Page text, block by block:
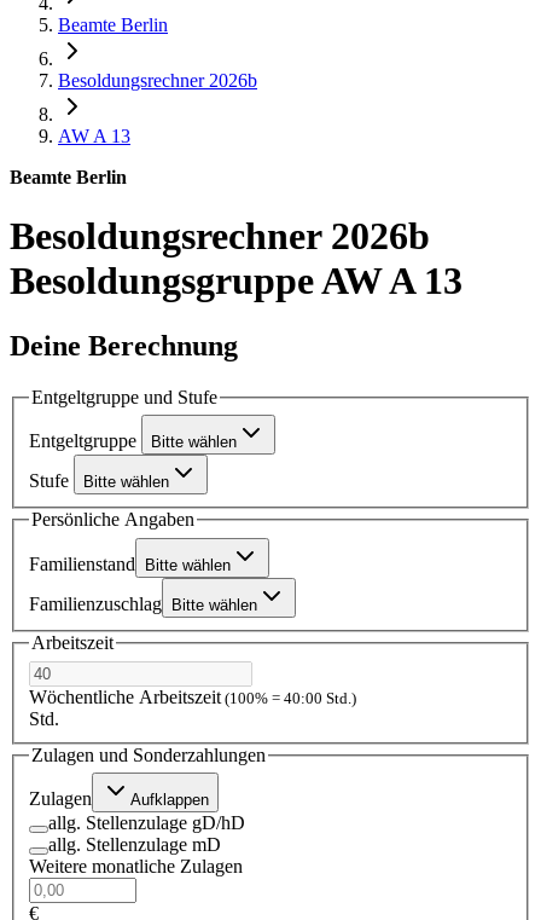
Beamte Berlin
Besoldungsrechner 2026b
AW A 13
Beamte Berlin
Besoldungsrechner 2026b
Besoldungsgruppe AW A 13
Deine Berechnung
Entgeltgruppe und Stufe
Entgeltgruppe Bitte wählen
Stufe Bitte wählen
Persönliche Angaben
Familienstand Bitte wählen
Familienzuschlag Bitte wählen
Arbeitszeit
Wöchentliche Arbeitszeit (100% = 40:00 Std.)
Std.
Zulagen und Sonderzahlungen
Zulagen Aufklappen
allg. Stellenzulage gD/hD
allg. Stellenzulage mD
Weitere monatliche Zulagen
€